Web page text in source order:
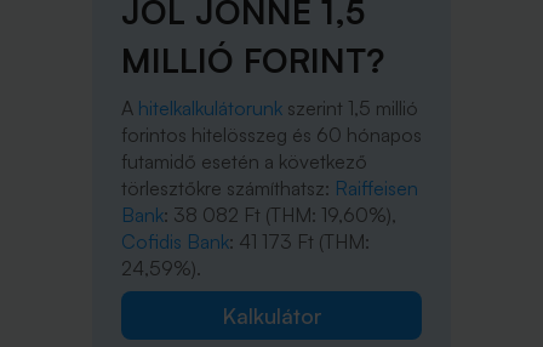
JÓL JÖNNE 1,5
MILLIÓ FORINT?
A hitelkalkulátorunk szerint 1,5 millió
forintos hitelösszeg és 60 hónapos
futamidő esetén a következő
törlesztőkre számíthatsz: Raiffeisen
Bank: 38 082 Ft (THM: 19,60%),
Cofidis Bank: 41 173 Ft (THM:
24,59%).
Kalkulátor